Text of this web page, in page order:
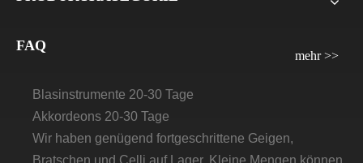
FAQ
mehr >>
Akkordeons 20-30 Tage
Wir haben genügend fortgeschrittene Geigen,
Bratschen und Celli auf Lager. Kleine Mengen können